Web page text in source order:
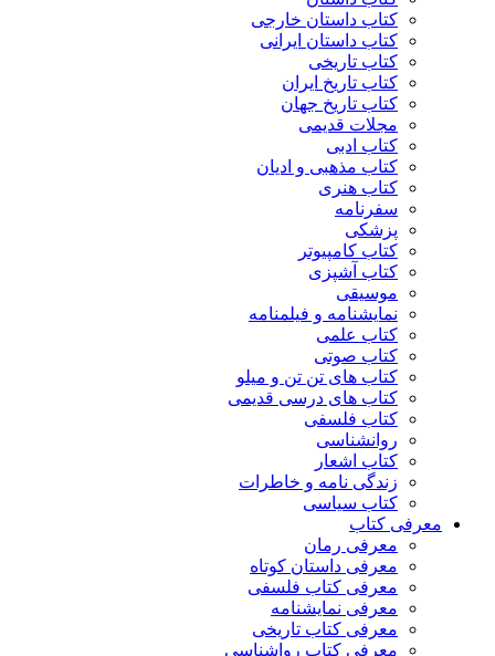
کتاب داستان خارجی
کتاب داستان ایرانی
کتاب تاریخی
کتاب تاریخ ایران
کتاب تاریخ جهان
مجلات قدیمی
کتاب ادبی
کتاب مذهبی و ادیان
کتاب هنری
سفرنامه
پزشکی
کتاب کامپیوتر
کتاب آشپزی
موسیقی
نمایشنامه و فیلمنامه
کتاب علمی
کتاب صوتی
کتاب های تن تن و میلو
کتاب های درسی قدیمی
کتاب فلسفی
روانشناسی
کتاب اشعار
زندگی نامه و خاطرات
کتاب سیاسی
معرفی کتاب
معرفی رمان
معرفی داستان کوتاه
معرفی کتاب فلسفی
معرفی نمایشنامه
معرفی کتاب تاریخی
معرفی کتاب رواشناسی